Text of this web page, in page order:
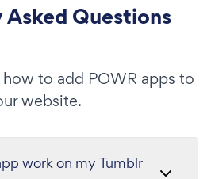
Questions
to add POWR apps to
website.
work on my Tumblr